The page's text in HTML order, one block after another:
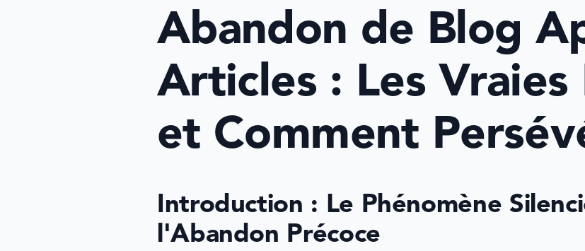
Abandon de Blog
Articles : Les Vraies
et Comment
Introduction : Le Phénomène
l'Abandon Précoce